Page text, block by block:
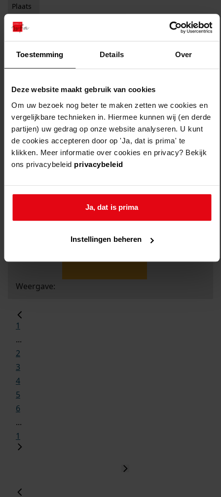
Toestemming Details Over
Deze website maakt gebruik van cookies
Om uw bezoek nog beter te maken zetten we cookies en
vergelijkbare technieken in. Hiermee kunnen wij (en derde
partijen) uw gedrag op onze website analyseren. U kunt
de cookies accepteren door op 'Ja, dat is prima' te
klikken. Meer informatie over cookies en privacy? Bekijk
ons privacybeleid privacybeleid
Ja, dat is prima
Instellingen beheren
Plaats
Filter:
Filters legen
archieftoegangen
Weergave:
1
...
2
3
4
5
6
...
1